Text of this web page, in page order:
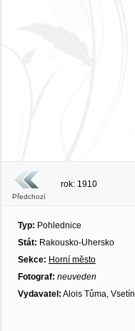
Předchozí
rok: 1910
Typ: Pohlednice
Stát: Rakousko-Uhersko
Sekce: Horní město
Fotograf: neuveden
Vydavatel: Alois Tůma, Vsetín